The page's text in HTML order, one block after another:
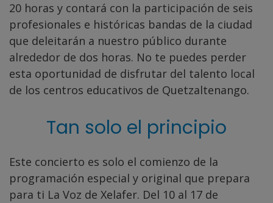
20 horas y contará con la participación de seis
profesionales e históricas bandas de la ciudad
que deleitarán a nuestro público durante
alrededor de dos horas. No te puedes perder
esta oportunidad de disfrutar del talento local
de los centros educativos de Quetzaltenango.
Tan solo el principio
Este concierto es solo el comienzo de la
programación especial y original que prepara
para ti La Voz de Xelafer. Del 10 al 17 de